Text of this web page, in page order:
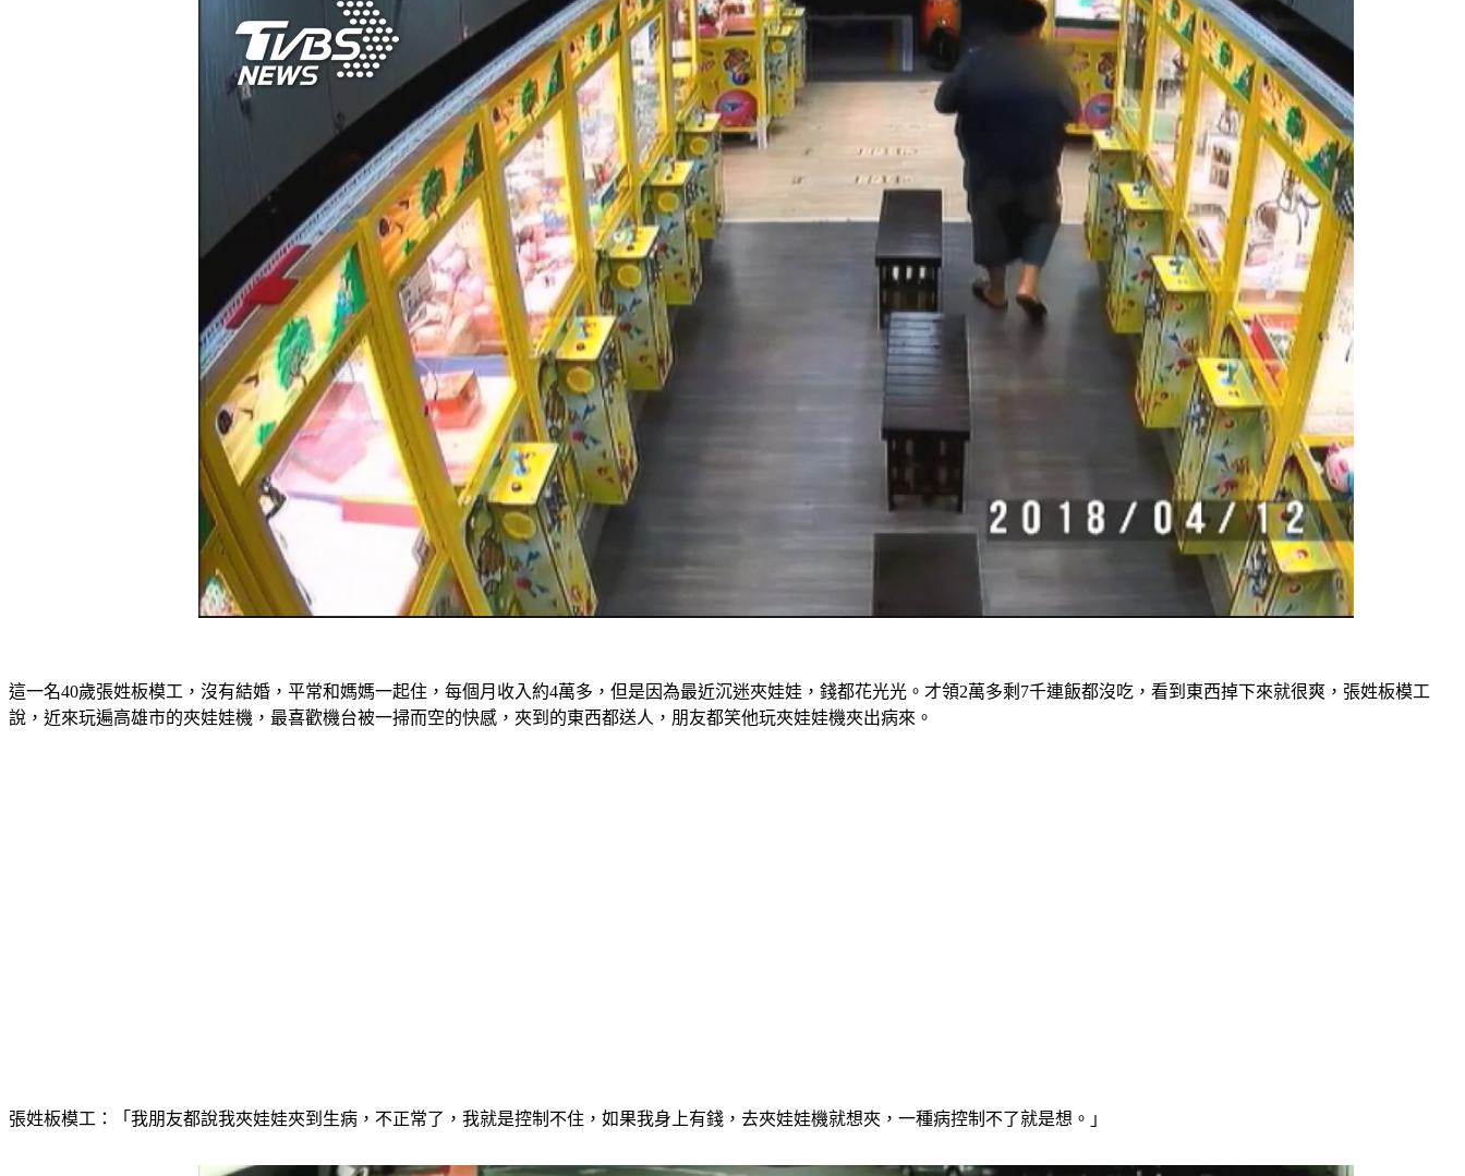
這一名40歲張姓板模工，沒有結婚，平常和媽媽一起住，每個月收入約4萬多，但是因為最近沉迷夾娃娃，錢都花光光。才領2萬多剩7千連飯都沒吃，看到東西掉下來就很爽，張姓板模工
說，近來玩遍高雄市的夾娃娃機，最喜歡機台被一掃而空的快感，夾到的東西都送人，朋友都笑他玩夾娃娃機夾出病來。
張姓板模工：「我朋友都說我夾娃娃夾到生病，不正常了，我就是控制不住，如果我身上有錢，去夾娃娃機就想夾，一種病控制不了就是想。」